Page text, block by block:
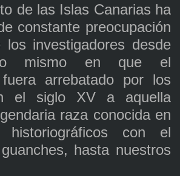
de las Islas Canarias ha
constante preocupación
investigadores desde
mismo en que el
fuera arrebatado por los
el siglo XV a aquella
raza conocida en
con el
hasta nuestros